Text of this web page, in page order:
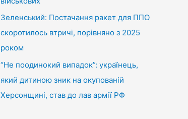
Зеленський: Постачання ракет для ППО
скоротилось втричі, порівняно з 2025
роком
“Не поодинокий випадок”: українець,
який дитиною зник на окупованій
Херсонщині, став до лав армії РФ